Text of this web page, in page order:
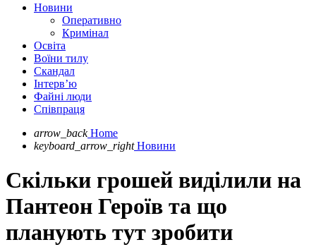
Новини
Оперативно
Кримінал
Освіта
Воїни тилу
Скандал
Інтерв’ю
Файні люди
Співпраця
arrow_back Home
keyboard_arrow_right Новини
Скільки грошей виділили на
Пантеон Героїв та що
планують тут зробити